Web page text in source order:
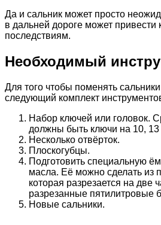
Да и сальник может просто
в дальней дороге может привести
последствиям.
Необходимый
Для того чтобы поменять
следующий комплект
Набор ключей или головок.
должны быть ключи на 10, 13
Несколько отвёрток.
Плоскогубцы.
Подготовить специальную
масла. Её можно сделать из
которая разрезается на две
разрезанные пятилитровые
Новые сальники.